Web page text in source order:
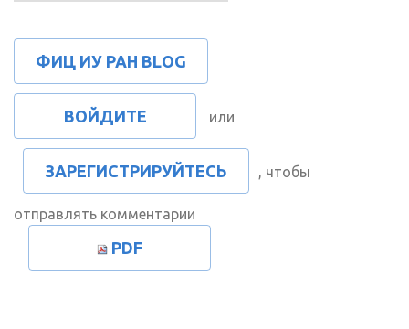
ФИЦ ИУ РАН BLOG
ВОЙДИТЕ или
ЗАРЕГИСТРИРУЙТЕСЬ , чтобы
отправлять комментарии
PDF